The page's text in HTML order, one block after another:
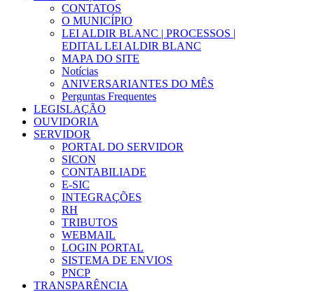
CONTATOS
O MUNICÍPIO
LEI ALDIR BLANC | PROCESSOS |
EDITAL LEI ALDIR BLANC
MAPA DO SITE
Notícias
ANIVERSARIANTES DO MÊS
Perguntas Frequentes
LEGISLAÇÃO
OUVIDORIA
SERVIDOR
PORTAL DO SERVIDOR
SICON
CONTABILIADE
E-SIC
INTEGRAÇÕES
RH
TRIBUTOS
WEBMAIL
LOGIN PORTAL
SISTEMA DE ENVIOS
PNCP
TRANSPARÊNCIA